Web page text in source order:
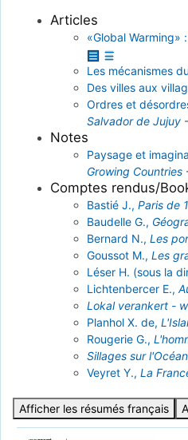
Articles
«Global
Les mécanismes
Des villes aux
Ordres et
Salvador de Jujuy
Notes
Paysage et
Growing Countries
Comptes rendus/
Bastié J., Paris de
Baudelle G.,
Bernard N.,Les
Goussot M.,Les
Léser H. (sous la
Lichtenbercer E.,
Lokal verankert -
Planhol X. de,
Rougerie G.,
Sillages sur
Veyret Y.,La
Afficher les résumés français